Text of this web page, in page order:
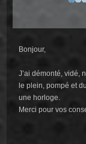
Bonjour,
J’ai démonté, vidé,
le plein, pompé et
une horloge.
Merci pour vos